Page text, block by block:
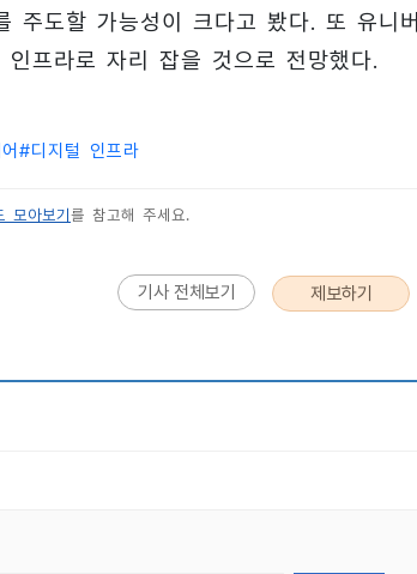
주도할 가능성이 크다고 봤다. 또 유니버
프라로 자리 잡을 것으로 전망했다.
#디지털 인프라
모아보기 를 참고해 주세요.
기사 전체보기 제보하기